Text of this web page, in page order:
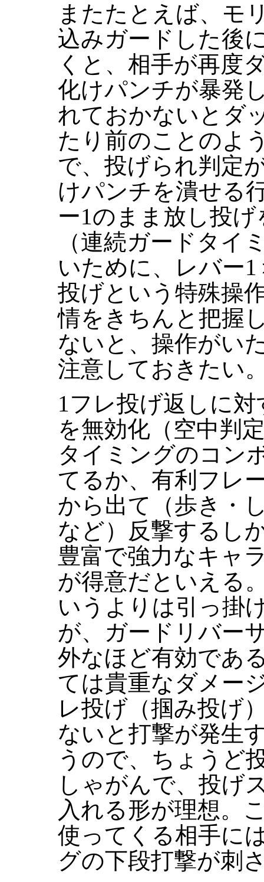
またたとえば、モ
込みガードした後
くと、相手が再度
化けパンチが暴発
れておかないとダ
たり前のことのよ
で、投げられ判定
けパンチを潰せる
ー1のまま放し投
（連続ガードタイ
いために、レバー
投げという特殊操
情をきちんと把握
ないと、操作がい
注意しておきたい
1フレ投げ返しに
を無効化（空中判
タイミングのコン
てるか、有利フレ
から出て（歩き・
など）反撃するし
豊富で強力なキャ
が得意だといえる
いうよりは引っ掛
が、ガードリバー
外なほど有効であ
ては貴重なダメー
レ投げ（掴み投げ
ないと打撃が発生
うので、ちょうど
しゃがんで、投げ
入れる形が理想。
使ってくる相手に
グの下段打撃が刺